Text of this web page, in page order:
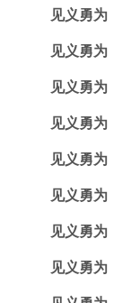
见义勇为
见义勇为
见义勇为
见义勇为
见义勇为
见义勇为
见义勇为
见义勇为